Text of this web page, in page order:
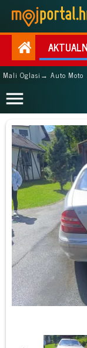
Mali Oglasi → Auto Moto